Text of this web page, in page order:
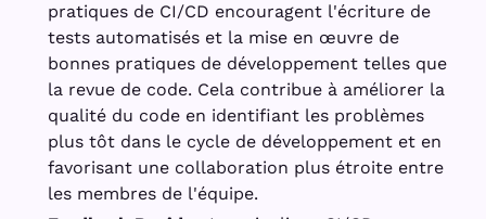
pratiques de CI/CD encouragent l'écriture de
tests automatisés et la mise en œuvre de
bonnes pratiques de développement telles que
la revue de code. Cela contribue à améliorer la
qualité du code en identifiant les problèmes
plus tôt dans le cycle de développement et en
favorisant une collaboration plus étroite entre
les membres de l'équipe.